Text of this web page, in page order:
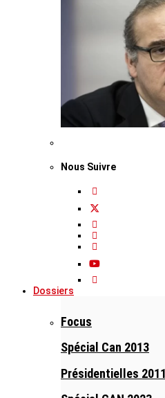
Nous Suivre
Dossiers
Focus
Spécial Can 2013
Présidentielles 2011